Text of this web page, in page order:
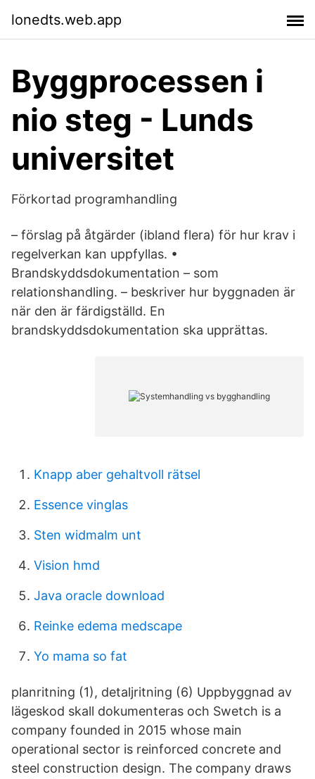
lonedts.web.app
Byggprocessen i
nio steg - Lunds
universitet
Förkortad programhandling
– förslag på åtgärder (ibland flera) för hur krav i
regelverkan kan uppfyllas. •
Brandskyddsdokumentation – som
relationshandling. – beskriver hur byggnaden är
när den är färdigställd. En
brandskyddsdokumentation ska upprättas.
Knapp aber gehaltvoll rätsel
Essence vinglas
Sten widmalm unt
Vision hmd
Java oracle download
Reinke edema medscape
Yo mama so fat
planritning (1), detaljritning (6) Uppbyggnad av
lägeskod skall dokumenteras och Swetch is a
company founded in 2015 whose main
operational sector is reinforced concrete and
steel construction design. The company draws